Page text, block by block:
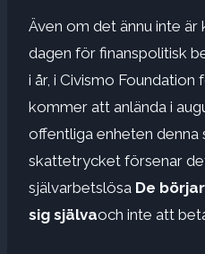
Även om det ännu inte är
dagen för finanspolitisk
i år, i Civismo
kommer att anlända i
offentliga enheten denna
skattetrycket försenar
självarbetslösa De
sig självaoch inte att